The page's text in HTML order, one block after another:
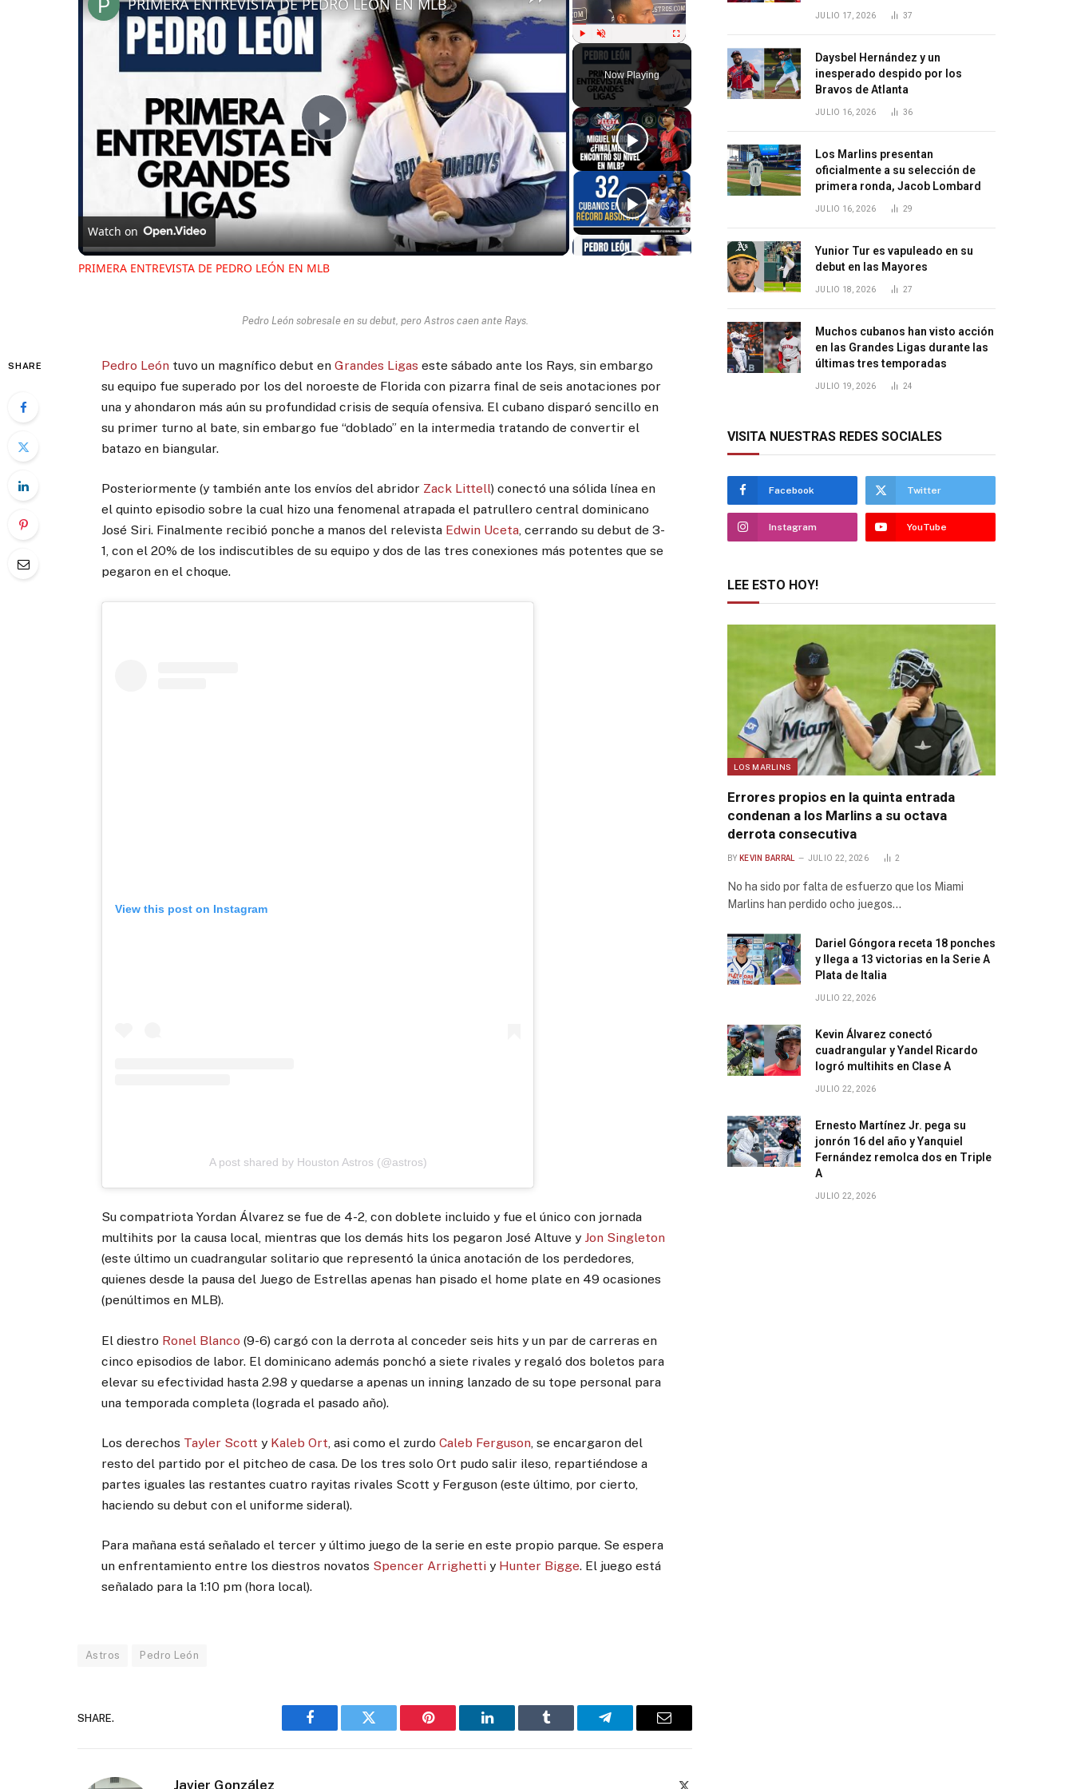
Play Unmute Fullscreen
Now Playing
Play
Video
PRIMERA ENTREVISTA DE PEDRO LEÓN EN MLB
Watch on
PRIMERA ENTREVISTA DE PEDRO LEÓN EN MLB
Pedro León sobresale en su debut, pero Astros caen ante Rays.
SHARE Pedro León tuvo un magnífico debut enGrandes Ligas este sábado ante los Rays, sin embargo
su equipo fue superado por los del noroeste de Florida con pizarra final de seis anotaciones por
una y ahondaron más aún su profundidad crisis de sequía ofensiva. El cubano disparó sencillo en
su primer turno al bate, sin embargo fue “doblado” en la intermedia tratando de convertir el
batazo en biangular.
Posteriormente (y también ante los envíos del abridor Zack Littell) conectó una sólida línea en
el quinto episodio sobre la cual hizo una fenomenal atrapada el patrullero central dominicano
José Siri. Finalmente recibió ponche a manos del relevista Edwin Uceta, cerrando su debut de 3-
1, con el 20% de los indiscutibles de su equipo y dos de las tres conexiones más potentes que se
pegaron en el choque.
View this post on Instagram
A post shared by Houston Astros (@astros)
Su compatriota Yordan Álvarez se fue de 4-2, con doblete incluido y fue el único con jornada
multihits por la causa local, mientras que los demás hits los pegaron José Altuve y Jon Singleton
(este último un cuadrangular solitario que representó la única anotación de los perdedores,
quienes desde la pausa del Juego de Estrellas apenas han pisado el home plate en 49 ocasiones
(penúltimos en MLB).
El diestro Ronel Blanco (9-6) cargó con la derrota al conceder seis hits y un par de carreras en
cinco episodios de labor. El dominicano además ponchó a siete rivales y regaló dos boletos para
elevar su efectividad hasta 2.98 y quedarse a apenas un inning lanzado de su tope personal para
una temporada completa (lograda el pasado año).
Los derechos Tayler Scott y Kaleb Ort , asi como el zurdoCaleb Ferguson , se encargaron del
resto del partido por el pitcheo de casa. De los tres solo Ort pudo salir ileso, repartiéndose a
partes iguales las restantes cuatro rayitas rivales Scott y Ferguson (este último, por cierto,
haciendo su debut con el uniforme sideral).
Para mañana está señalado el tercer y último juego de la serie en este propio parque. Se espera
un enfrentamiento entre los diestros novatos Spencer Arrighetti y Hunter Bigge. El juego está
señalado para la 1:10 pm (hora local).
Astros Pedro León
SHARE.
Facebook Twitter Pinterest LinkedIn Tumblr Telegram Email
Javier González
JULIO 17, 2026 37
Daysbel Hernández y un
inesperado despido por los
Bravos de Atlanta
JULIO 16, 2026 36
Los Marlins presentan
oficialmente a su selección de
primera ronda, Jacob Lombard
JULIO 16, 2026 29
Yunior Tur es vapuleado en su
debut en las Mayores
JULIO 18, 2026 27
Muchos cubanos han visto acción
en las Grandes Ligas durante las
últimas tres temporadas
JULIO 19, 2026 24
VISITA NUESTRAS REDES SOCIALES
Facebook Twitter
Instagram YouTube
LEE ESTO HOY!
LOS MARLINS
Errores propios en la quinta entrada
condenan a los Marlins a su octava
derrota consecutiva
BY KEVIN BARRAL JULIO 22, 2026 2
No ha sido por falta de esfuerzo que los Miami
Marlins han perdido ocho juegos…
Dariel Góngora receta 18 ponches
y llega a 13 victorias en la Serie A
Plata de Italia
JULIO 22, 2026
Kevin Álvarez conectó
cuadrangular y Yandel Ricardo
logró multihits en Clase A
JULIO 22, 2026
Ernesto Martínez Jr. pega su
jonrón 16 del año y Yanquiel
Fernández remolca dos en Triple
A
JULIO 22, 2026